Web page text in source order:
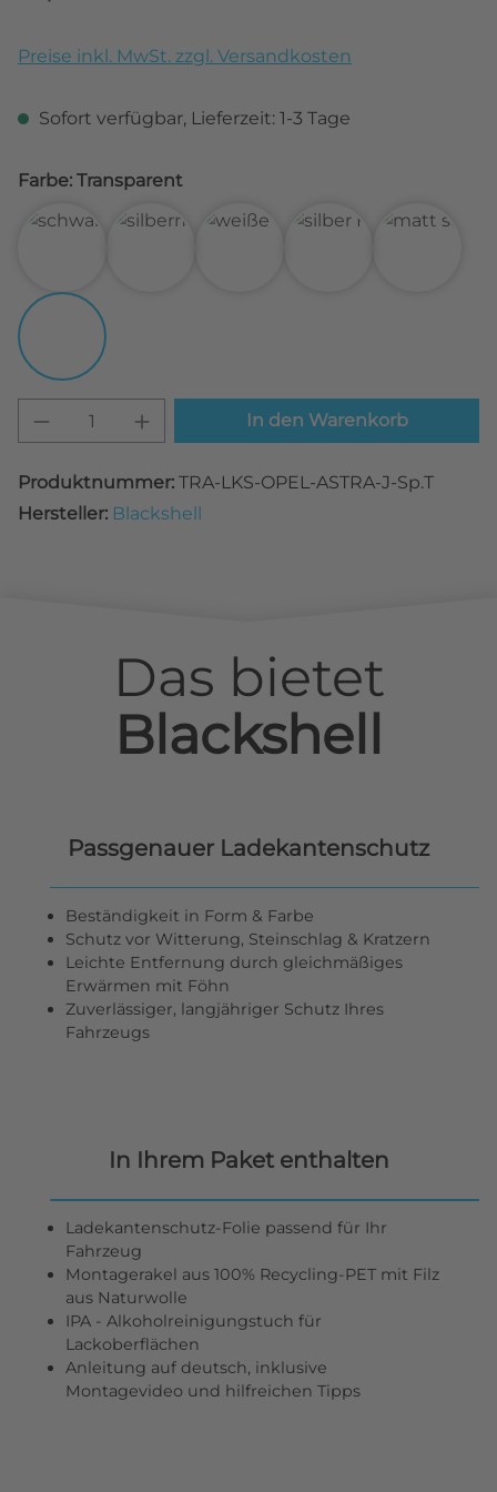
Preise inkl. MwSt. zzgl. Versandkosten
Sofort verfügbar, Lieferzeit: 1-3 Tage
Farbe: Transparent
Transparent
Produkt Anzahl: Gib denIn den Warenkorb
Produktnummer: TRA-LKS-OPEL-ASTRA-J-Sp.T
Hersteller: Blackshell
Das bietet
Blackshell
Passgenauer Ladekantenschutz
Beständigkeit in Form & Farbe
Schutz vor Witterung, Steinschlag & Kratzern
Leichte Entfernung durch gleichmäßiges
Erwärmen mit Föhn
Zuverlässiger, langjähriger Schutz Ihres
Fahrzeugs
In Ihrem Paket enthalten
Ladekantenschutz-Folie passend für Ihr
Fahrzeug
Montagerakel aus 100% Recycling-PET mit Filz
aus Naturwolle
IPA - Alkoholreinigungstuch für
Lackoberflächen
Anleitung auf deutsch, inklusive
Montagevideo und hilfreichen Tipps